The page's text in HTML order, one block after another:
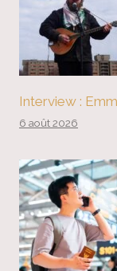
Interview :
6 août 2026